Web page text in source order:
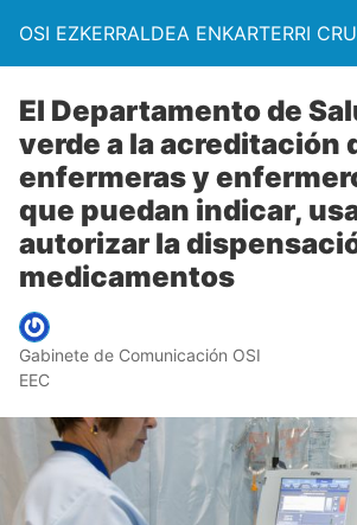
OSI EZKERRALDEA ENKARTERRI
El Departamento de
verde a la acreditación
enfermeras y
que puedan indicar,
autorizar la
medicamentos
Gabinete de Comunicación OSI
EEC